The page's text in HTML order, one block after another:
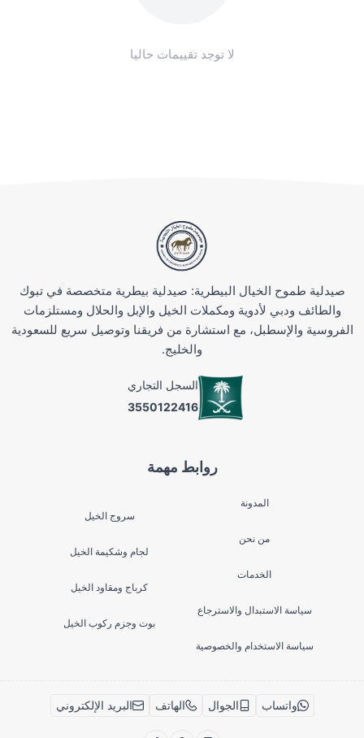
لا توجد تقييمات حاليا
روابط مهمة
المدونة
من نحن
الخدمات
سياسة الاستبدال والاسترجاع
سياسة الاستخدام والخصوصية
سروج الخيل
لجام وشكيمة الخيل
كرباج ومقاود الخيل
بوت وجزم ركوب الخيل
صيدلية طموح الخيال البيطرية: صيدلية بيطرية متخصصة في تبوك
والطائف ودبي لأدوية ومكملات الخيل والإبل والحلال ومستلزمات
الفروسية والإسطبل، مع استشارة من فريقنا وتوصيل سريع للسعودية
والخليج.
السجل التجاري
3550122416
واتساب الجوال الهاتف البريد الإلكتروني